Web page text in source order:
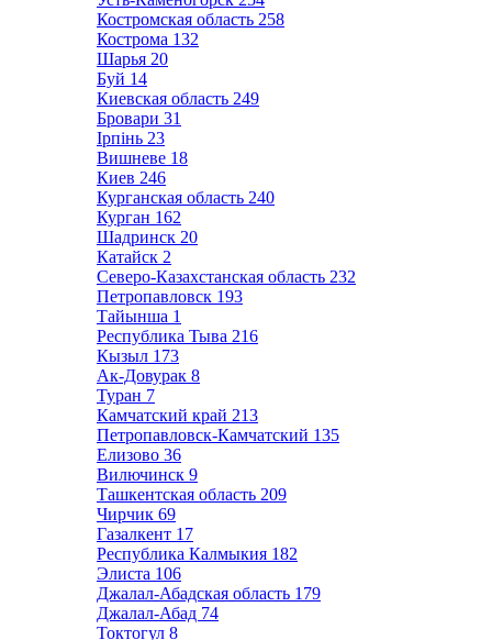
Костромская область 258
Кострома 132
Шарья 20
Буй 14
Киевская область 249
Бровари 31
Ірпінь 23
Вишневе 18
Киев 246
Курганская область 240
Курган 162
Шадринск 20
Катайск 2
Северо-Казахстанская область 232
Петропавловск 193
Тайынша 1
Республика Тыва 216
Кызыл 173
Ак-Довурак 8
Туран 7
Камчатский край 213
Петропавловск-Камчатский 135
Елизово 36
Вилючинск 9
Ташкентская область 209
Чирчик 69
Газалкент 17
Республика Калмыкия 182
Элиста 106
Джалал-Абадская область 179
Джалал-Абад 74
Токтогул 8